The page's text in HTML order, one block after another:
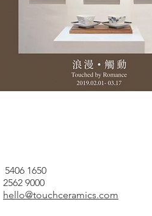
5406 1650
2562 9000
hello@touchceramics.com